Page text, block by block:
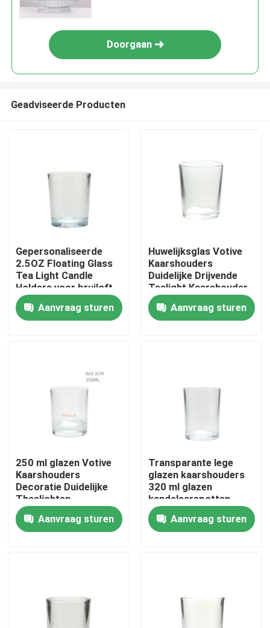
Huis
Producten
Fabriekstocht
Kwaliteitscontrole
Neem contact met ons op
Vraag een offerte
De Flessen van de glasverspreider
Doorgaan
Geadviseerde Producten
Gepersonaliseerde
2.5OZ Floating Glass
Tea Light Candle
Holders voor bruiloft
Aanvraag sturen
Huwelijksglas Votive
Kaarshouders
Duidelijke Drijvende
Tealight Kaarshouder
Aanvraag sturen
250 ml glazen Votive
Kaarshouders
Decoratie Duidelijke
Theelichten
Kaarshouders
Aanvraag sturen
Transparante lege
glazen kaarshouders
320 ml glazen
kandelaarspotten
Aanvraag sturen